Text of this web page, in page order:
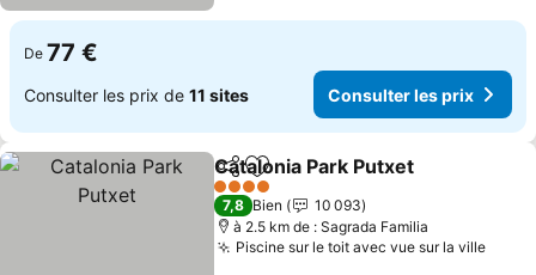
De 77 €
Consulter les prix de 11 sites Consulter les prix
PartagerAjouter à mes favoris
Catalonia Park Putxet
4 Étoiles
7,8 Bien
10 093
à 2.5 km de : Sagrada Familia
Piscine sur le toit avec vue sur la ville